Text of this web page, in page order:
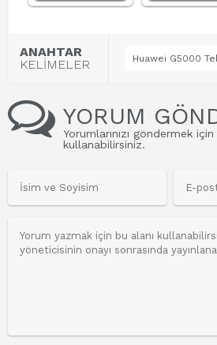
ANAHTAR
KELİMELER
Huawei G5000
YORUM
Yorumlarınızı göndermek
kullanabilirsiniz.